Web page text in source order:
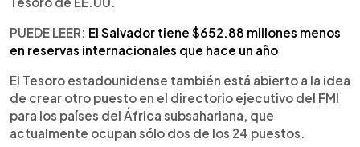
PUEDE LEER: El Salvador tiene $652.88 millones menos
en reservas internacionales que hace un año
El Tesoro estadounidense también está abierto a la idea
de crear otro puesto en el directorio ejecutivo del FMI
para los países del África subsahariana, que
actualmente ocupan sólo dos de los 24 puestos.